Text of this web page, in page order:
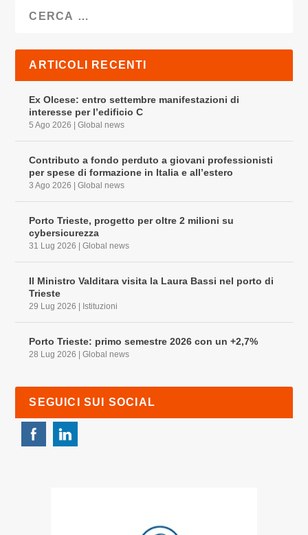
ARTICOLI RECENTI
Ex Olcese: entro settembre manifestazioni di
interesse per l’edificio C
5 Ago 2026 |Global news
Contributo a fondo perduto a giovani professionisti
per spese di formazione in Italia e all’estero
3 Ago 2026 |Global news
Porto Trieste, progetto per oltre 2 milioni su
cybersicurezza
31 Lug 2026 |Global news
Il Ministro Valditara visita la Laura Bassi nel porto di
Trieste
29 Lug 2026 Istituzioni
Porto Trieste: primo semestre 2026 con un +2,7%
28 Lug 2026 |Global news
SEGUICI SUI SOCIAL